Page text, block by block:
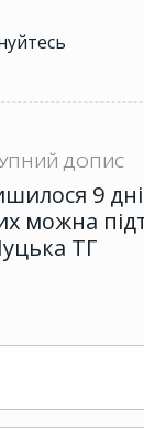
ДОПИС
9
можна
ТГ